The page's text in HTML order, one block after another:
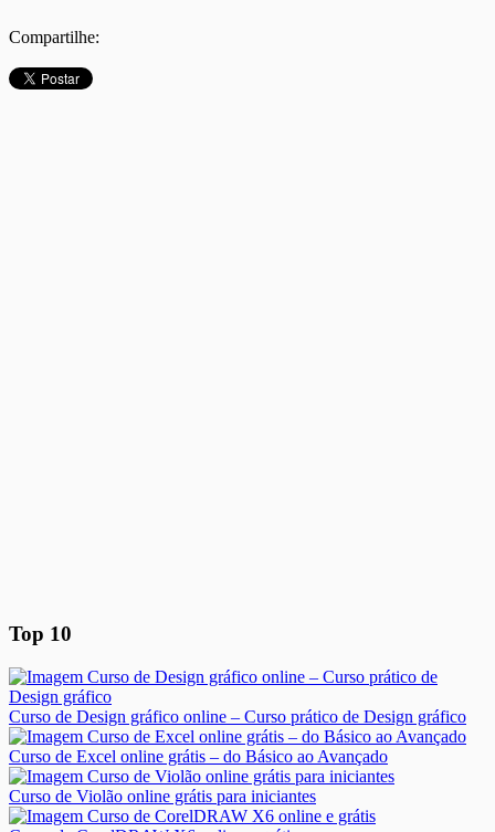
Compartilhe:
Top 10
Curso de Design gráfico online – Curso prático de Design gráfico
Curso de Excel online grátis – do Básico ao Avançado
Curso de Violão online grátis para iniciantes